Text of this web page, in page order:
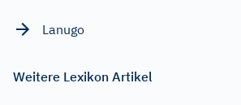
Lanugo
Weitere Lexikon Artikel